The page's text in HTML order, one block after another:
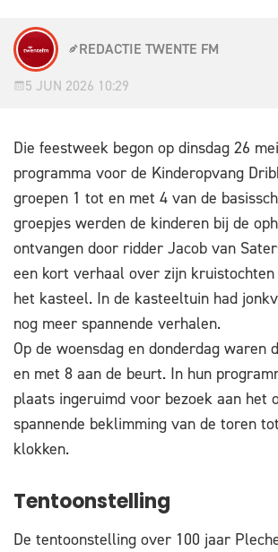
REDACTIE TWENTE FM
5 JUN 2026 10:29
Die feestweek begon op dinsdag 26
programma voor de Kinderopvang
groepen 1 tot en met 4 van de
groepjes werden de kinderen bij de
ontvangen door ridder Jacob van
een kort verhaal over zijn
het kasteel. In de kasteeltuin had
nog meer spannende verhalen.
Op de woensdag en donderdag waren
en met 8 aan de beurt. In hun
plaats ingeruimd voor bezoek aan het
spannende beklimming van de toren
klokken.
Tentoonstelling
De tentoonstelling over 100 jaar